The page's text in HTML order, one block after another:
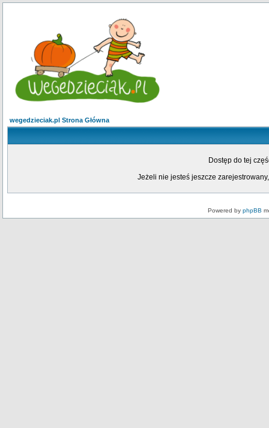
wegedzieciak.pl Strona Główna
Dostęp do tej
Jeżeli nie jesteś jeszcze
Powered by phpBB